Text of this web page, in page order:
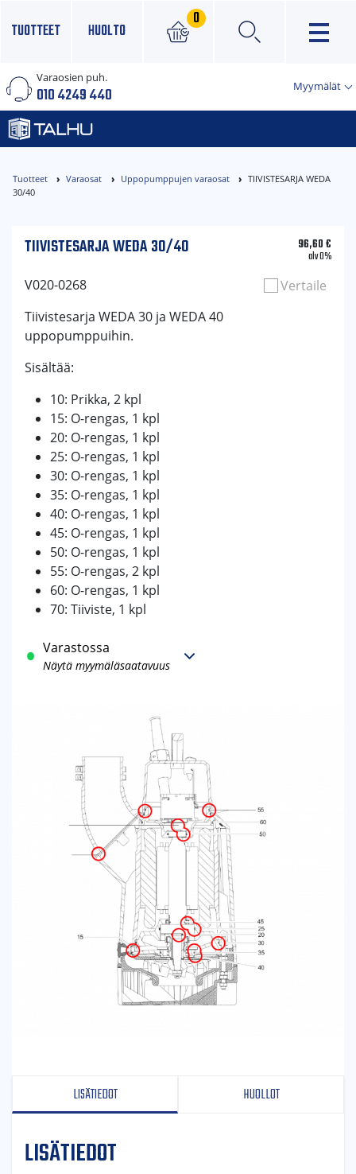
TUOTTEET HUOLTO
0
×
Varaosien puh.
010 4249 440 Myymälät
Tuotteet Varaosat Uppopumppujen varaosat
TIIVISTESARJA WEDA
30/40
TIIVISTESARJA WEDA 30/40 96,60€
alv 0%
V020-0268
Vertaile
Tiivistesarja WEDA 30 ja WEDA 40
uppopumppuihin.
Sisältää:
10: Prikka, 2 kpl
15: O-rengas, 1 kpl
20: O-rengas, 1 kpl
25: O-rengas, 1 kpl
30: O-rengas, 1 kpl
35: O-rengas, 1 kpl
40: O-rengas, 1 kpl
45: O-rengas, 1 kpl
50: O-rengas, 1 kpl
55: O-rengas, 2 kpl
60: O-rengas, 1 kpl
70: Tiiviste, 1 kpl
Varastossa
Näytä myymäläsaatavuus
LISÄTIEDOT HUOLLOT
LISÄTIEDOT